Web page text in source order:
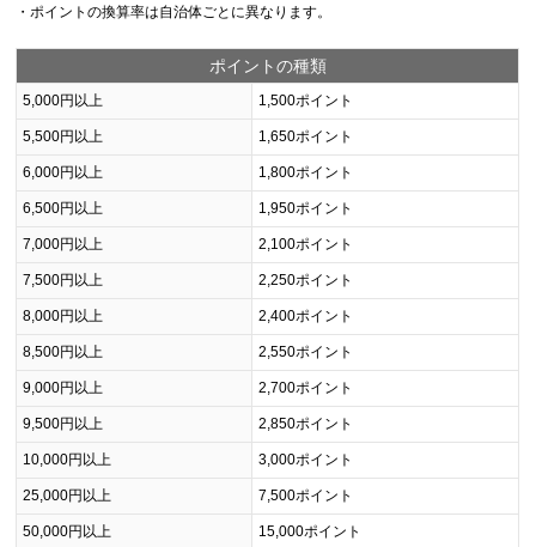
・ポイントの換算率は自治体ごとに異なります。
ポイントの種類
5,000円以上 1,500ポイント
5,500円以上 1,650ポイント
6,000円以上 1,800ポイント
6,500円以上 1,950ポイント
7,000円以上 2,100ポイント
7,500円以上 2,250ポイント
8,000円以上 2,400ポイント
8,500円以上 2,550ポイント
9,000円以上 2,700ポイント
9,500円以上 2,850ポイント
10,000円以上 3,000ポイント
25,000円以上 7,500ポイント
50,000円以上 15,000ポイント